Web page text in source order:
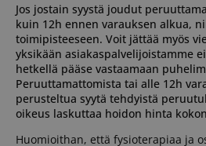
Jos jostain syystä joudut
kuin 12h ennen varauksen alkua,
toimipisteeseen. Voit jättää myös
yksikään asiakaspalvelijoistamme
hetkellä pääse vastaamaan
Peruuttamattomista tai alle 12h
perusteltua syytä tehdyistä
oikeus laskuttaa hoidon hinta
Huomioithan, että fysioterapiaa ja